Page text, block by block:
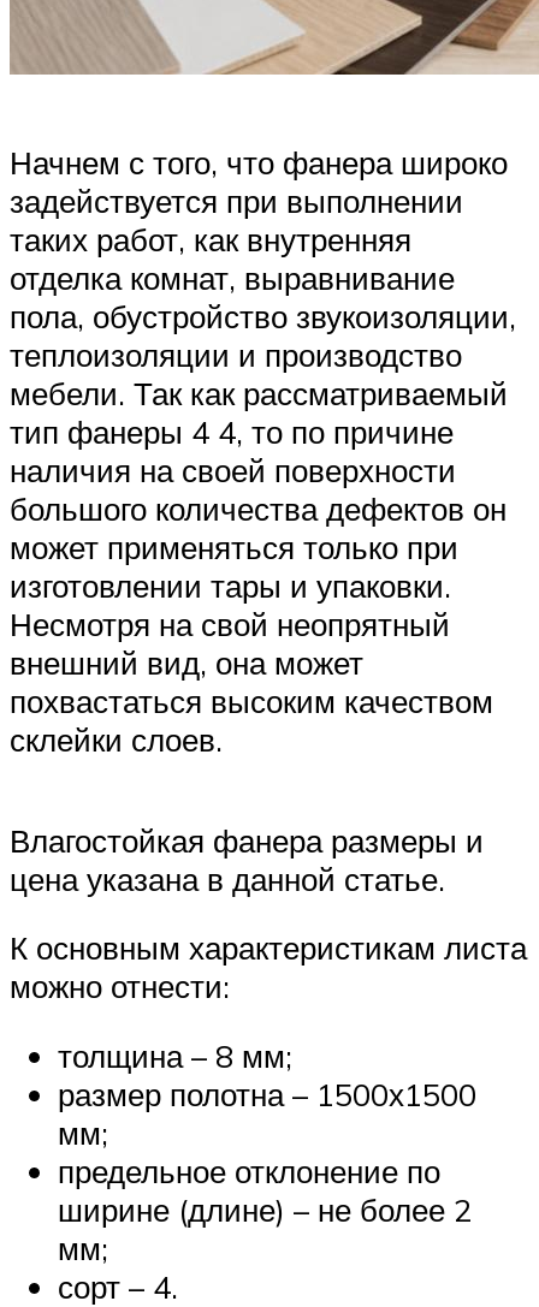
Начнем с того, что фанера широко
задействуется при выполнении
таких работ, как внутренняя
отделка комнат, выравнивание
пола, обустройство звукоизоляции,
теплоизоляции и производство
мебели. Так как рассматриваемый
тип фанеры 4 4, то по причине
наличия на своей поверхности
большого количества дефектов он
может применяться только при
изготовлении тары и упаковки.
Несмотря на свой неопрятный
внешний вид, она может
похвастаться высоким качеством
склейки слоев.
Влагостойкая фанера размеры и
цена указана в данной статье.
К основным характеристикам листа
можно отнести:
толщина – 8 мм;
размер полотна – 1500х1500
мм;
предельное отклонение по
ширине (длине) – не более 2
мм;
сорт – 4.